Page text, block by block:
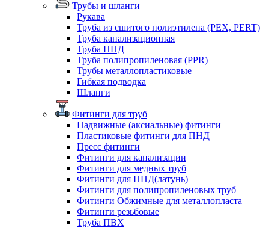
Трубы и шланги
Рукава
Труба из сшитого полиэтилена (PEX, PERT)
Труба канализационная
Труба ПНД
Труба полипропиленовая (PPR)
Трубы металлопластиковые
Гибкая подводка
Шланги
Фитинги для труб
Надвижные (аксиальные) фитинги
Пластиковые фитинги для ПНД
Пресс фитинги
Фитинги для канализации
Фитинги для медных труб
Фитинги для ПНД(латунь)
Фитинги для полипропиленовых труб
Фитинги Обжимные для металлопласта
Фитинги резьбовые
Труба ПВХ